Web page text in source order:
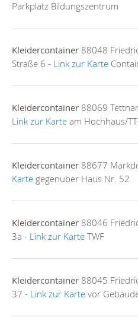
Parkplatz Bildungszentrum
Kleidercontainer 88048
Straße 6 - Link zur Karte
Kleidercontainer 88069
Link zur Karte am Hochhaus/
Kleidercontainer 88677
Karte gegenüber Haus Nr. 52
Kleidercontainer 88046
3a - Link zur Karte TWF
Kleidercontainer 88045
37 - Link zur Karte vor